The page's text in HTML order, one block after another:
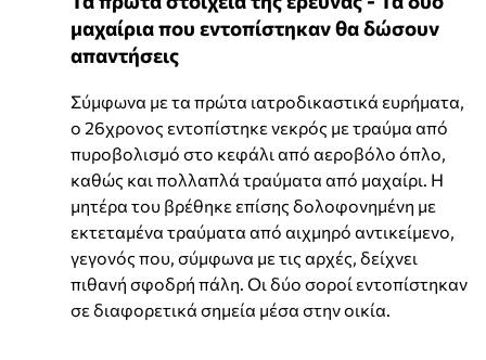
μαχαίρια που εντοπίστηκαν θα δώσουν
απαντήσεις
Σύμφωνα με τα πρώτα ιατροδικαστικά ευρήματα,
ο 26χρονος εντοπίστηκε νεκρός με τραύμα από
πυροβολισμό στο κεφάλι από αεροβόλο όπλο,
καθώς και πολλαπλά τραύματα από μαχαίρι. Η
μητέρα του βρέθηκε επίσης δολοφονημένη με
εκτεταμένα τραύματα από αιχμηρό αντικείμενο,
γεγονός που, σύμφωνα με τις αρχές, δείχνει
πιθανή σφοδρή πάλη. Οι δύο σοροί εντοπίστηκαν
σε διαφορετικά σημεία μέσα στην οικία.